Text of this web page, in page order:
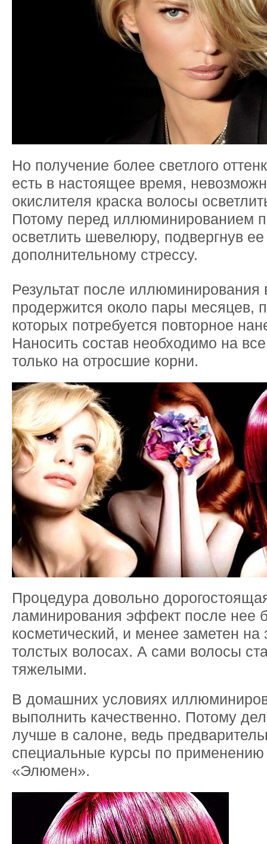
Но получение более светлого
есть в настоящее время,
окислителя краска волосы
Потому перед иллюминированием
осветлить шевелюру, подвергнув ее
дополнительному стрессу.
Результат после иллюминирования
продержится около пары месяцев,
которых потребуется повторное
Наносить состав необходимо на
только на отросшие корни.
Процедура довольно
ламинирования эффект после нее
косметический, и менее заметен на
толстых волосах. А сами волосы
тяжелыми.
В домашних условиях
выполнить качественно. Потому
лучше в салоне, ведь
специальные курсы по применению
«Элюмен».